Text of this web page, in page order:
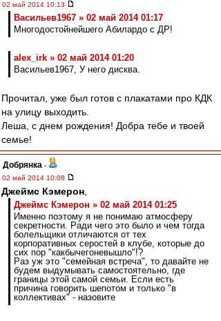
02 май 2014 10:13
Васильев1967 » 02 май 2014 01:17
Многодостойнейшего Абилардо с ДР!
alex_irk » 02 май 2014 01:20
Васильев1967, У него дисква.
Прочитал, уже был готов с плакатами про КДК
на улицу выходить.
Леша, с днем рождения! Добра тебе и твоей
семье!
Добрянка -
02 май 2014 10:08
Джеймс Кэмерон
Джеймс Кэмерон » 02 май 2014 01:25
Именно поэтому я не понимаю атмосферу
секретности. Ради чего это было и чем тогда
болельщики отличаются от тех
корпоративных серостей в клубе, которые до
сих пор "какбычегоневышло"!?
Раз уж это "семейная встреча", то давайте не
будем выдумывать самостоятельно, где
границы этой самой семьи. Если есть
причина говорить шепотом и только "в
коллективах" - назовите